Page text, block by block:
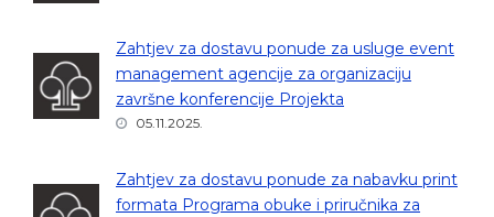
Zahtjev za dostavu ponude za usluge event
management agencije za organizaciju
završne konferencije Projekta
05.11.2025.
Zahtjev za dostavu ponude za nabavku print
formata Programa obuke i priručnika za